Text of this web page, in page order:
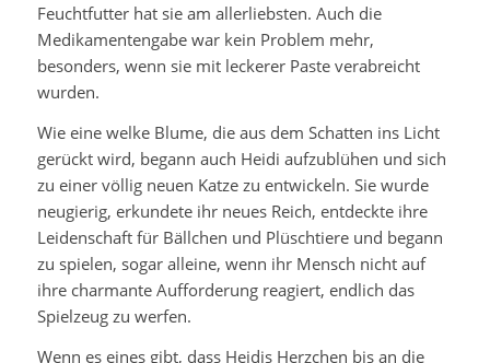
Feuchtfutter hat sie am allerliebsten. Auch die
Medikamentengabe war kein Problem mehr,
besonders, wenn sie mit leckerer Paste verabreicht
wurden.
Wie eine welke Blume, die aus dem Schatten ins Licht
gerückt wird, begann auch Heidi aufzublühen und sich
zu einer völlig neuen Katze zu entwickeln. Sie wurde
neugierig, erkundete ihr neues Reich, entdeckte ihre
Leidenschaft für Bällchen und Plüschtiere und begann
zu spielen, sogar alleine, wenn ihr Mensch nicht auf
ihre charmante Aufforderung reagiert, endlich das
Spielzeug zu werfen.
Wenn es eines gibt, dass Heidis Herzchen bis an die